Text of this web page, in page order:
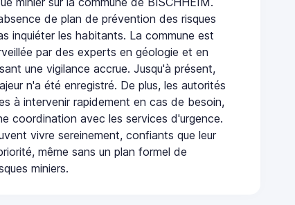
de plan de prévention des risques
inquiéter les habitants. La commune est
par des experts en géologie et en
une vigilance accrue. Jusqu'à présent,
n'a été enregistré. De plus, les autorités
à intervenir rapidement en cas de besoin,
coordination avec les services d'urgence.
vivre sereinement, confiants que leur
même sans un plan formel de
miniers.